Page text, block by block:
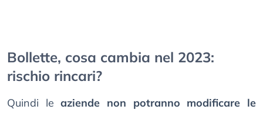
Bollette, cosa cambia nel 2023:
rischio rincari?
Quindi leaziende non potranno modificare le